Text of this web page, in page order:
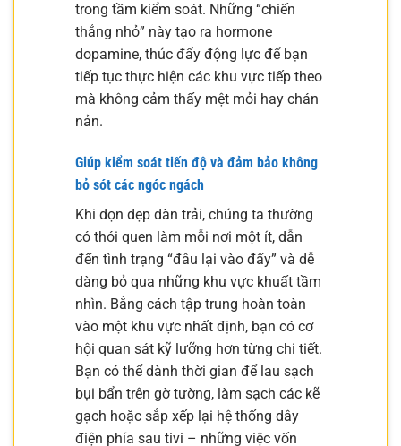
trong tầm kiểm soát. Những “chiến
thắng nhỏ” này tạo ra hormone
dopamine, thúc đẩy động lực để bạn
tiếp tục thực hiện các khu vực tiếp theo
mà không cảm thấy mệt mỏi hay chán
nản.
Giúp kiểm soát tiến độ và đảm bảo không
bỏ sót các ngóc ngách
Khi dọn dẹp dàn trải, chúng ta thường
có thói quen làm mỗi nơi một ít, dẫn
đến tình trạng “đâu lại vào đấy” và dễ
dàng bỏ qua những khu vực khuất tầm
nhìn. Bằng cách tập trung hoàn toàn
vào một khu vực nhất định, bạn có cơ
hội quan sát kỹ lưỡng hơn từng chi tiết.
Bạn có thể dành thời gian để lau sạch
bụi bẩn trên gờ tường, làm sạch các kẽ
gạch hoặc sắp xếp lại hệ thống dây
điện phía sau tivi – những việc vốn